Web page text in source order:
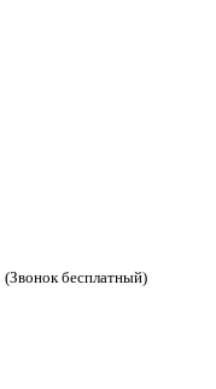
(Звонок бесплатный)